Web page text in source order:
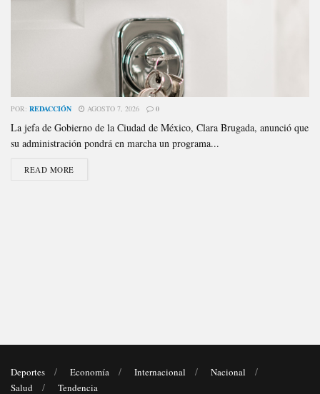
POR: REDACCIÓN AGOSTO 7, 2026 0
La jefa de Gobierno de la Ciudad de México, Clara Brugada, anunció que
su administración pondrá en marcha un programa...
READ MORE
Deportes Economía Internacional
Nacional
Salud
Tendencia